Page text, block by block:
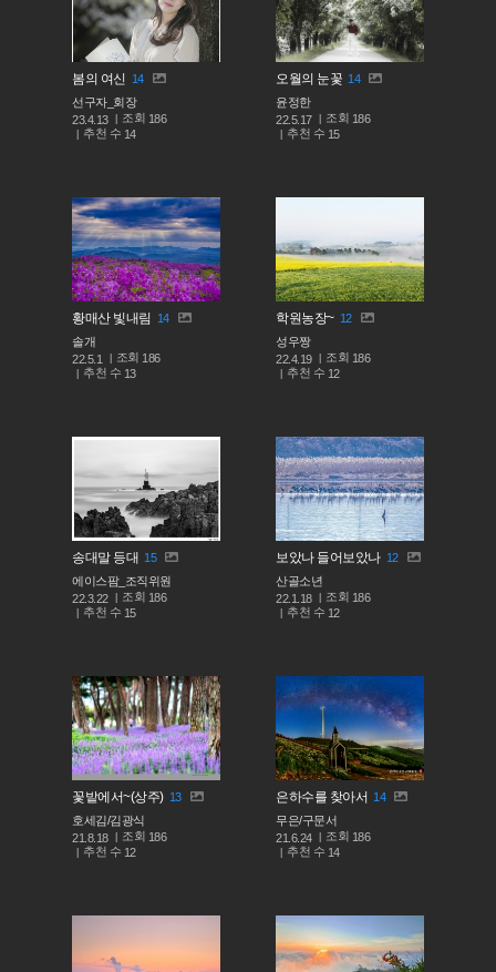
봄의 여신 14
선구자_회장
23.4.13
조회 186
추천 수 14
오월의 눈꽃 14
윤정한
22.5.17
조회 186
추천 수 15
황매산 빛내림 14
솔개
22.5.1
조회 186
추천 수 13
학원농장~ 12
성우짱
22.4.19
조회 186
추천 수 12
송대말 등대 15
에이스팜_조직위원
22.3.22
조회 186
추천 수 15
보았나 들어보았나 12
산골소년
22.1.18
조회 186
추천 수 12
꽃밭에서~(상주) 13
호세김/김광식
21.8.18
조회 186
추천 수 12
은하수를 찾아서 14
무은/구문서
21.6.24
조회 186
추천 수 14